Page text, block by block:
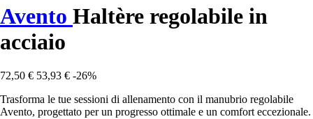
Avento Haltère regolabile in
acciaio
72,50 € 53,93 € -26%
Trasforma le tue sessioni di allenamento con il manubrio regolabile
Avento, progettato per un progresso ottimale e un comfort eccezionale.